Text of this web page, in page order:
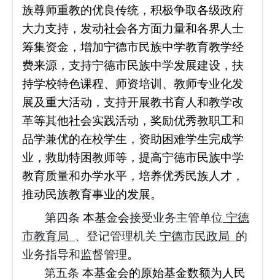
族尊师重教的优良传统，积极争取各级政府
大力支持，发动社会各方面力量和各界人士
筹集资金，增加宁德市民族中学教育教学经
费来源，支持宁德市民族中学发展建设，扶
持学校特色课程、师资培训、教师专业化发
展及重大活动，支持开展教书育人和教学改
革等其他社会实践活动，奖励优秀教职工和
品学兼优的在校学生，资助困难学生完成学
业，救助特困教师等，提高宁德市民族中学
教育质量和办学水平，培养优秀民族人才，
推动民族教育事业的发展。
第四条 本基金会接受业务主管单位 宁德
市教育局 、登记管理机关 宁德市民政局 的
业务指导和监督管理。
第五条 本基金会的原始基金数额为人民